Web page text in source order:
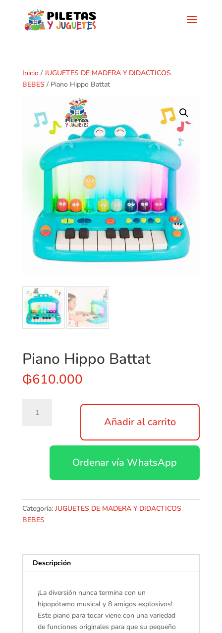
Inicio/ JUGUETES DE MADERA Y DIDACTICOS
BEBES / Piano Hippo Battat
Piano Hippo Battat
₲610.000
Hippo
Añadir al carrito
Ordenar vía WhatsApp
Categoría: JUGUETES DE MADERA Y DIDACTICOS
BEBES
Descripción
¡La diversión nunca termina con un
hipopótamo musical y 8 amigos explosivos!
Este piano para tocar viene con una variedad
de funciones originales para que su pequeño